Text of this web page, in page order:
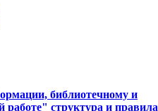
библиотечному и
работе" структура и правила